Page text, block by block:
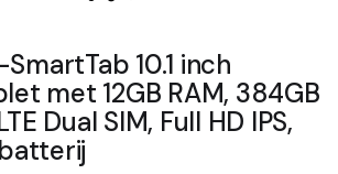
10.1 inch
met 12GB RAM, 384GB
Dual SIM, Full HD IPS,